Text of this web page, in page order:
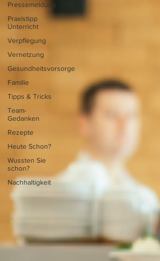
Pressemeldung
Praxistipp
Unterricht
Verpflegung
Vernetzung
Gesundheitsvorsorge
Familie
Tipps & Tricks
Team-
Gedanken
Rezepte
Heute Schon?
Wussten Sie
schon?
Nachhaltigkeit